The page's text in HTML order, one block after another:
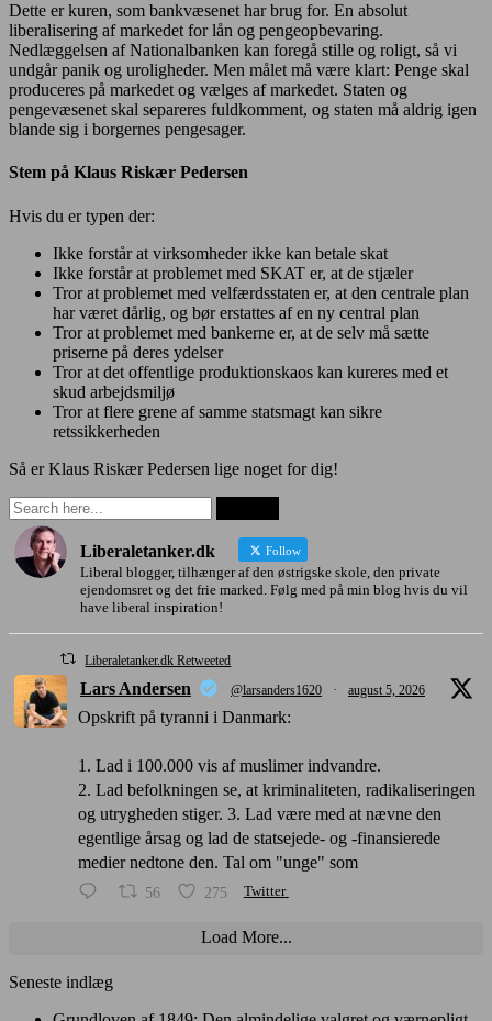
Dette er kuren, som bankvæsenet har brug for. En absolut
liberalisering af markedet for lån og pengeopbevaring.
Nedlæggelsen af Nationalbanken kan foregå stille og roligt, så vi
undgår panik og uroligheder. Men målet må være klart: Penge skal
produceres på markedet og vælges af markedet. Staten og
pengevæsenet skal separeres fuldkomment, og staten må aldrig igen
blande sig i borgernes pengesager.
Stem på Klaus Riskær Pedersen
Hvis du er typen der:
Ikke forstår at virksomheder ikke kan betale skat
Ikke forstår at problemet med SKAT er, at de stjæler
Tror at problemet med velfærdsstaten er, at den centrale plan
har været dårlig, og bør erstattes af en ny central plan
Tror at problemet med bankerne er, at de selv må sætte
priserne på deres ydelser
Tror at det offentlige produktionskaos kan kureres med et
skud arbejdsmiljø
Tror at flere grene af samme statsmagt kan sikre
retssikkerheden
Så er Klaus Riskær Pedersen lige noget for dig!
Liberaletanker.dk Follow
Liberal blogger, tilhænger af den østrigske skole, den private
ejendomsret og det frie marked. Følg med på min blog hvis du vil
have liberal inspiration!
Liberaletanker.dk Retweeted
Lars Andersen @larsanders1620 · august 5, 2026
Opskrift på tyranni i Danmark:
1. Lad i 100.000 vis af muslimer indvandre.
2. Lad befolkningen se, at kriminaliteten, radikaliseringen
og utrygheden stiger. 3. Lad være med at nævne den
egentlige årsag og lad de statsejede- og -finansierede
medier nedtone den. Tal om "unge" som
56 275 Twitter
Load More...
Seneste indlæg